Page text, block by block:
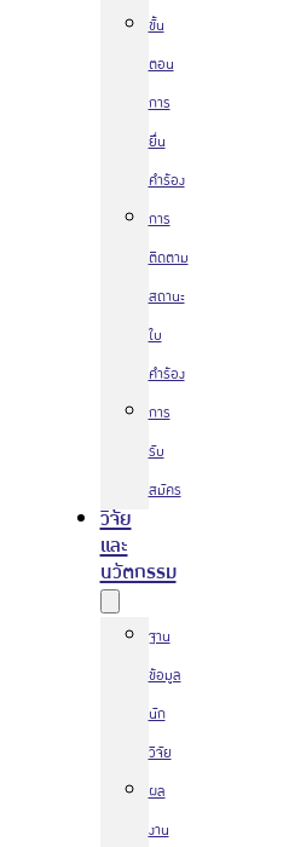
ขั้น
ตอน
การ
ยื่น
คำร้อง
การ
ติดตาม
สถานะ
ใบ
คำร้อง
การ
รับ
สมัคร
วิจัย
และ
นวัตกรรม
ฐาน
ข้อมูล
นัก
วิจัย
ผล
งาน